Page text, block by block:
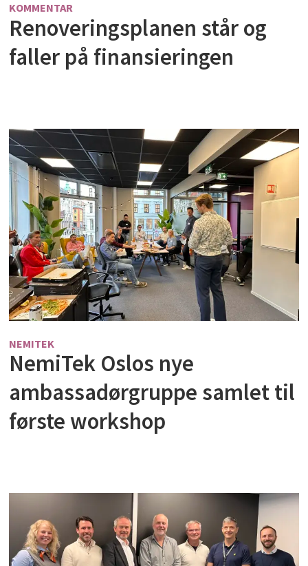
KOMMENTAR
Renoveringsplanen står og
faller på finansieringen
NEMITEK
NemiTek Oslos nye
ambassadørgruppe samlet til
første workshop